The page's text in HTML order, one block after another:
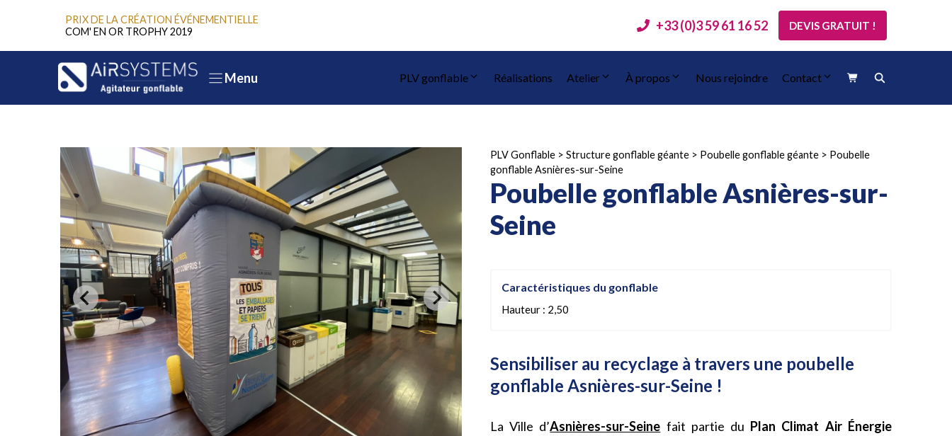
PRIX DE LA CRÉATION ÉVÉNEMENTIELLE
COM' EN OR TROPHY 2019
+33 (0)3 59 61 16 52 DEVIS GRATUIT !
Menu PLV gonflable Réalisations Atelier À propos Nous rejoindre Contact
PLV Gonflable > Structure gonflable géante > Poubelle gonflable géante > Poubelle
gonflable Asnières-sur-Seine
Poubelle gonflable Asnières-sur-
Seine
Caractéristiques du gonflable
Hauteur : 2,50
Sensibiliser au recyclage à travers une poubelle
gonflable Asnières-sur-Seine !
La Ville d’Asnières-sur-Seine fait partie du Plan Climat Air Énergie